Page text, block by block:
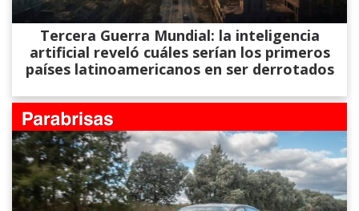
Tercera Guerra Mundial: la inteligencia
artificial reveló cuáles serían los primeros
países latinoamericanos en ser derrotados